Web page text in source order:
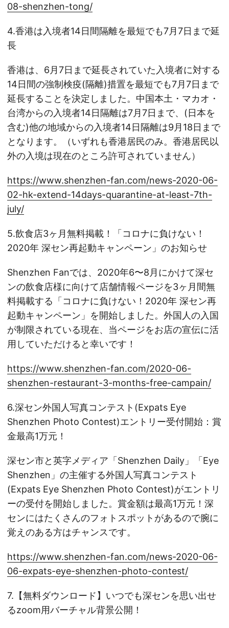
08-shenzhen-tong/
4.香港は入境者14日間隔離を最短でも7月7日まで延
長
香港は、6月7日まで延長されていた入境者に対する
14日間の強制検疫(隔離)措置を最短でも7月7日まで
延長することを決定しました。中国本土・マカオ・
台湾からの入境者14日隔離は7月7日まで、(日本を
含む)他の地域からの入境者14日隔離は9月18日まで
となります。（いずれも香港居民のみ。香港居民以
外の入境は現在のところ許可されていません）
https://www.shenzhen-fan.com/news-2020-06-
02-hk-extend-14days-quarantine-at-least-7th-
july/
5.飲食店3ヶ月無料掲載！「コロナに負けない！
2020年 深セン再起動キャンペーン」のお知らせ
Shenzhen Fanでは、2020年6〜8月にかけて深セ
ンの飲食店様に向けて店舗情報ページを3ヶ月間無
料掲載する「コロナに負けない！2020年 深セン再
起動キャンペーン」を開始しました。外国人の入国
が制限されている現在、当ページをお店の宣伝に活
用していただけると幸いです！
https://www.shenzhen-fan.com/2020-06-
shenzhen-restaurant-3-months-free-campain/
6.深セン外国人写真コンテスト(Expats Eye
Shenzhen Photo Contest)エントリー受付開始：賞
金最高1万元！
深セン市と英字メディア「Shenzhen Daily」「Eye
Shenzhen」の主催する外国人写真コンテスト
(Expats Eye Shenzhen Photo Contest)がエントリ
ーの受付を開始しました。賞金額は最高1万元！深
センにはたくさんのフォトスポットがあるので腕に
覚えのある方はチャンスです。
https://www.shenzhen-fan.com/news-2020-06-
06-expats-eye-shenzhen-photo-contest/
7.【無料ダウンロード】いつでも深センを思い出せ
るzoom用バーチャル背景公開！